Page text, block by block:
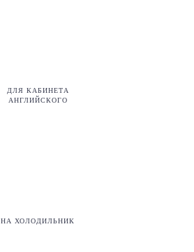
ДЛЯ КАБИНЕТА
АНГЛИЙСКОГО
НА ХОЛОДИЛЬНИК